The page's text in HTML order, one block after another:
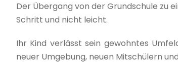
Der Übergang von der Grundschule zu
Schritt und nicht leicht.
Ihr Kind verlässt sein gewohntes
neuer Umgebung, neuen Mitschülern